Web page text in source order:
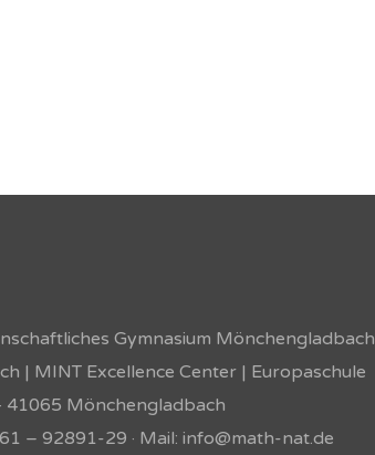
Gymnasium Mönchengladbach
| MINT Excellence Center | Europaschule
41065 Mönchengladbach
– 92891-29 · Mail: info@math-nat.de